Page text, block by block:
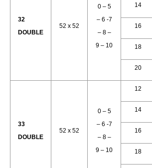
32
DOUBLE
52 x 52
0 – 5
– 6 -7
– 8 –
9 – 10
14
16
18
20
33
DOUBLE
52 x 52
0 – 5
– 6 -7
– 8 –
9 – 10
12
14
16
18